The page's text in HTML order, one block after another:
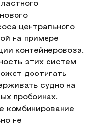
центрального
на примере
контейнеровоза.
этих систем
достигать
судно на
пробоинах.
комбинирование
не